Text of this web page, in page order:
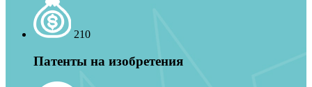
210
Патенты на изобретения